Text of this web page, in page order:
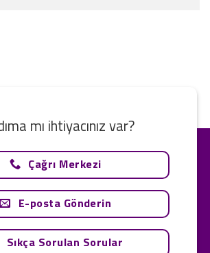
mı ihtiyacınız var?
Çağrı Merkezi
E-posta Gönderin
Sıkça Sorulan Sorular